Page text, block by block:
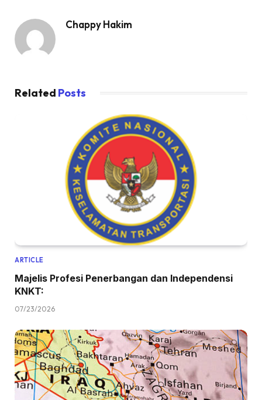
Chappy Hakim
Related Posts
ARTICLE
Majelis Profesi Penerbangan dan Independensi
KNKT:
07/23/2026